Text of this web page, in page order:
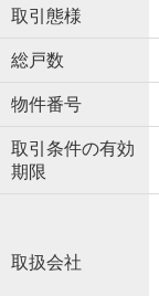
取引態様
総戸数
物件番号
取引条件の有効
期限
取扱会社